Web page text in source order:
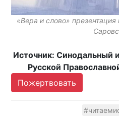
«Вера и слово»
Источник: Синодальный
Русской
Пожертвовать